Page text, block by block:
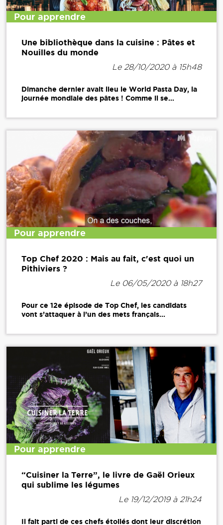
Pour apprendre
Une bibliothèque dans la cuisine : Pâtes et
Nouilles du monde
Le 28/10/2020 à 15h48
Dimanche dernier avait lieu le World Pasta Day, la
journée mondiale des pâtes ! Comme il se...
Pour apprendre
Top Chef 2020 : Mais au fait, c'est quoi un
Pithiviers ?
Le 06/05/2020 à 18h27
Pour ce 12e épisode de Top Chef, les candidats
vont s’attaquer à l’un des mets français...
Pour apprendre
“Cuisiner la Terre”, le livre de Gaël Orieux
qui sublime les légumes
Le 19/12/2019 à 21h24
Il fait parti de ces chefs étoilés dont leur discrétion